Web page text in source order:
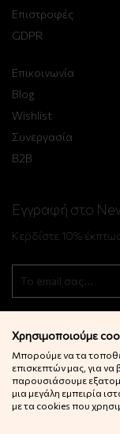
Επιστροφές
GDPR
Επικοινωνία
Blog
Wishlist
Συνεργασία
B2B
Εγγραφή στο
Κερδίστε 10%
© 2022
Χρησιμοποιούμε
Μπορούμε να τα
επισκεπτών μας, για να
παρουσιάσουμε
μια μεγάλη εμπειρία
με τα cookies που